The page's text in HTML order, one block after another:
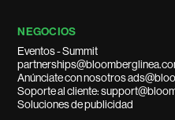
NEGOCIOS
Eventos - Summit
Anúnciate con nosotros
Soporte al cliente:
Soluciones de publicidad